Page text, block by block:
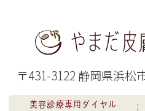
〒431-3122 静岡県浜松
美容診療専用ダイヤル